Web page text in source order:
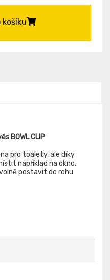
košíku
BOWL CLIP
pro toalety, ale díky
například na okno,
postavit do rohu